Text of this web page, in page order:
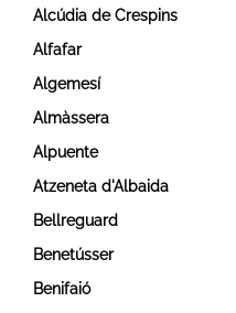
Alcúdia de Crespins
Alfafar
Algemesí
Almàssera
Alpuente
Atzeneta d'Albaida
Bellreguard
Benetússer
Benifaió